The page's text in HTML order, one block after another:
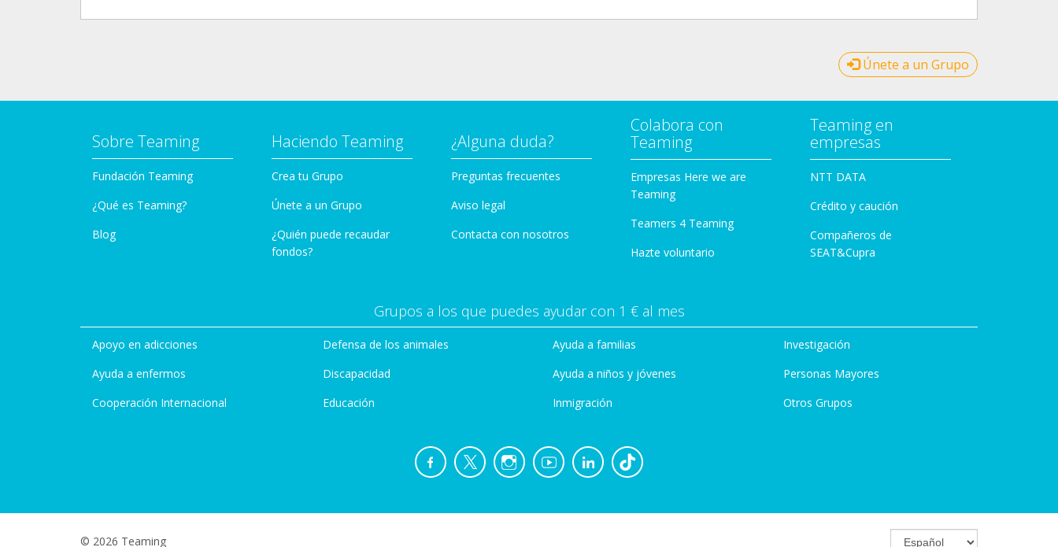
Únete a un Grupo
Sobre Teaming
Fundación Teaming
¿Qué es Teaming?
Blog
Haciendo Teaming
Crea tu Grupo
Únete a un Grupo
¿Quién puede recaudar
fondos?
¿Alguna duda?
Preguntas frecuentes
Aviso legal
Contacta con nosotros
Colabora con
Teaming
Empresas Here we are
Teaming
Teamers 4 Teaming
Hazte voluntario
Teaming en
empresas
NTT DATA
Crédito y caución
Compañeros de
SEAT&Cupra
Grupos a los que puedes ayudar con 1 € al mes
Apoyo en adicciones
Ayuda a enfermos
Cooperación Internacional
Defensa de los animales
Discapacidad
Educación
Ayuda a familias
Ayuda a niños y jóvenes
Inmigración
Investigación
Personas Mayores
Otros Grupos
© 2026 Teaming